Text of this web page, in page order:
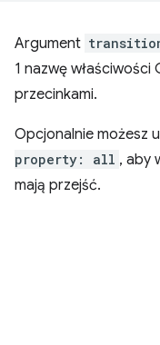
Argument
1 nazwę właściwości
przecinkami.
Opcjonalnie możesz
property: all , aby
mają przejść.